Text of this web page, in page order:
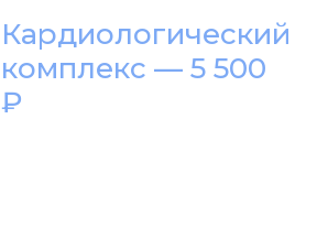
Кардиологический
комплекс — 5 500
₽